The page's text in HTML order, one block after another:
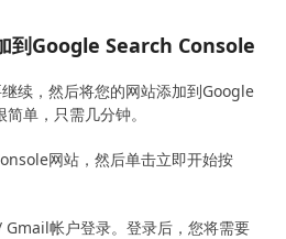
到Google Search Console
续，然后将您的网站添加到Google
单，只需几分钟。
网站，然后单击立即开始按
帐户登录。登录后，您将需要